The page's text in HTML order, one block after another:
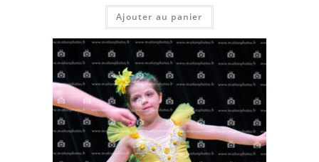
Ajouter au panier